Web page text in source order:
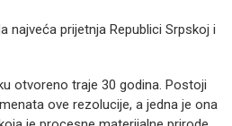
najveća prijetnja Republici Srpskoj i
otvoreno traje 30 godina. Postoji
ove rezolucije, a jedna je ona